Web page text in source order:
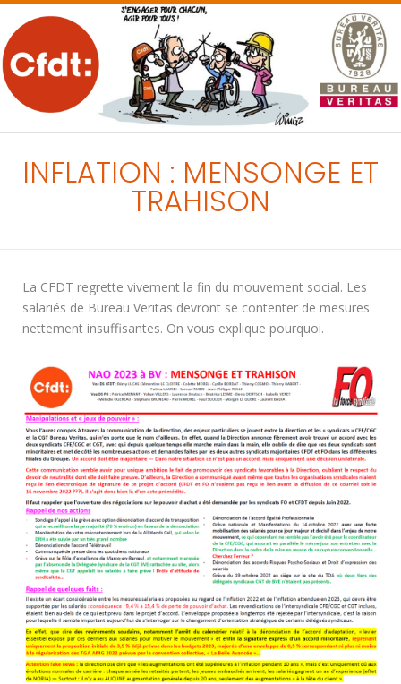
MENU
INFLATION : MENSONGE ET
TRAHISON
La CFDT regrette vivement la fin du mouvement social. Les
salariés de Bureau Veritas devront se contenter de mesures
nettement insuffisantes. On vous explique pourquoi.